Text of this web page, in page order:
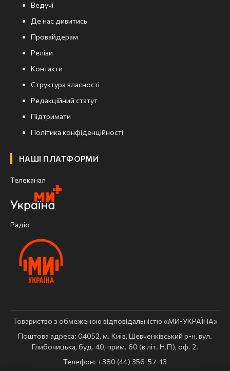
Ведучі
Де нас дивитись
Провайдерам
Релізи
Контакти
Структура власності
Редакційний статут
Підтримати
Політика конфіденційності
НАШІ ПЛАТФОРМИ
Телеканал
Радіо
Товариство з обмеженою відповідальністю «МИ-УКРАЇНА»
Поштова адреса: 04052, м. Київ, Шевченківський р-н, вул.
Глибочицька, буд. 40, прим. 60 (в літ. Н.П), оф. 2.
Телефон: +380 (44) 356-57-13